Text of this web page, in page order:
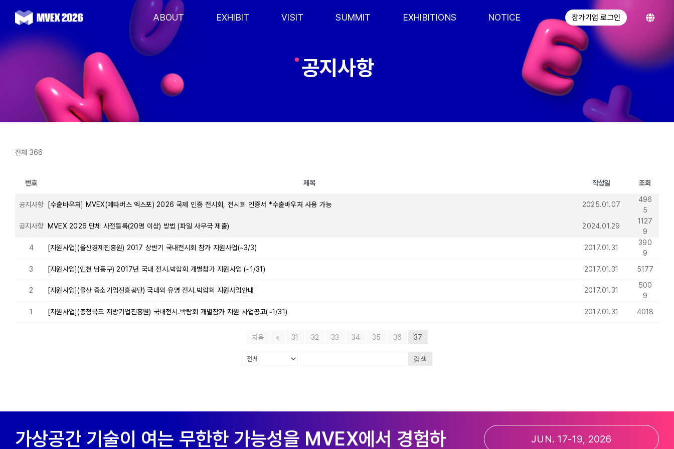
content
ABOUT EXHIBIT VISIT SUMMIT EXHIBITIONS NOTICE 참가기업 로그인
공지사항
전체 366
번호 제목 작성일 조회
공지사항 [수출바우처] MVEX(메타버스 엑스포) 2026 국제 인증 전시회, 전시회 인증서 *수출바우처 사용 가능 2025.01.07
496
5
공지사항
MVEX 2026 단체 사전등록(20명 이상) 방법 (파일 사무국 제출) 2024.01.29
1127
9
4
[지원사업](울산경제진흥원) 2017 상반기 국내전시회 참가 지원사업(~3/3) 2017.01.31
390
9
3
[지원사업](인천 남동구) 2017년 국내 전시.박람회 개별참가 지원사업 (~1/31) 2017.01.31 5177
2 [지원사업](울산 중소기업진흥공단) 국내외 유명 전시.박람회 지원사업안내 2017.01.31
500
9
1
[지원사업](충청북도 지방기업진흥원) 국내전시.박람회 개별참가 지원 사업공고(~1/31) 2017.01.31 4018
처음 « 31 32 33 34 35 36 37
검색
JUN. 17-19, 2026